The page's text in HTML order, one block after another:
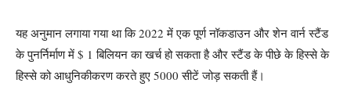
यह अनुमान लगाया गया था कि 2022 में एक पूर्ण नॉकडाउन और शेन वार्न स्टैंड
के पुनर्निर्माण में $ 1 बिलियन का खर्च हो सकता है और स्टैंड के पीछे के हिस्से के
हिस्से को आधुनिकीकरण करते हुए 5000 सीटें जोड़ सकती हैं।